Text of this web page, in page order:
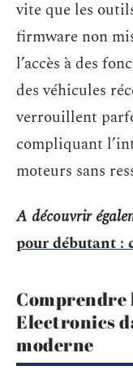
vite que les
firmware non
l’accès à des
des véhicules
verrouillent
compliquant
moteurs sans
A découvrir
pour débutant :
Comprendre
Electronics
moderne